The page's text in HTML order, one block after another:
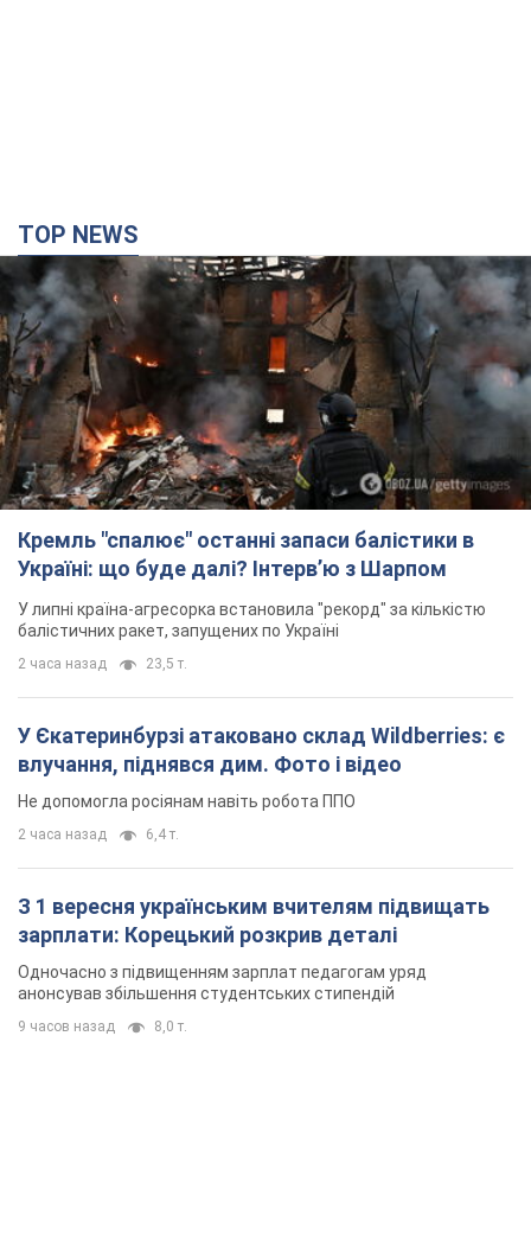
TOP NEWS
Кремль "спалює" останні запаси балістики в
Україні: що буде далі? Інтерв’ю з Шарпом
У липні країна-агресорка встановила "рекорд" за кількістю
балістичних ракет, запущених по Україні
2 часа назад 23,5 т.
У Єкатеринбурзі атаковано склад Wildberries: є
влучання, піднявся дим. Фото і відео
Не допомогла росіянам навіть робота ППО
2 часа назад 6,4 т.
З 1 вересня українським вчителям підвищать
зарплати: Корецький розкрив деталі
Одночасно з підвищенням зарплат педагогам уряд
анонсував збільшення студентських стипендій
9 часов назад 8,0 т.